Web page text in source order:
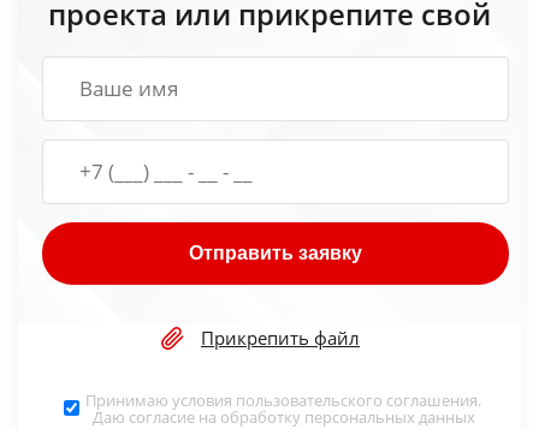
проекта или прикрепите свой
Отправить заявку
Прикрепить файл
Принимаю условия пользовательского соглашения.
Даю согласие на обработку персональных данных